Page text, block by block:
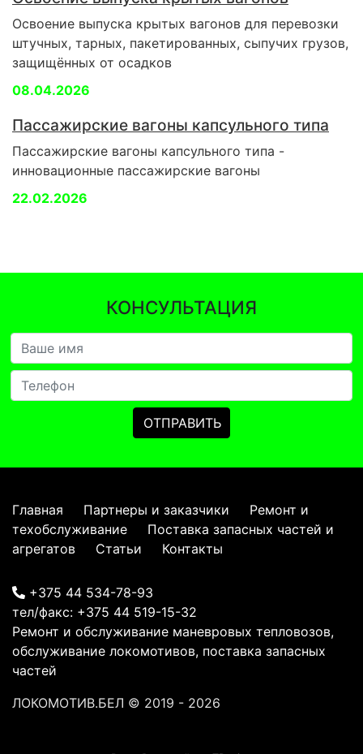
Освоение выпуска крытых вагонов для перевозки
штучных, тарных, пакетированных, сыпучих грузов,
защищённых от осадков
08.04.2026
Пассажирские вагоны капсульного типа
Пассажирские вагоны капсульного типа -
инновационные пассажирские вагоны
22.02.2026
КОНСУЛЬТАЦИЯ
Главная Партнеры и заказчики
Ремонт и
техобслуживание
Поставка запасных частей и
агрегатов
Статьи Контакты
+375 44 534-78-93
тел/факс: +375 44 519-15-32
Ремонт и обслуживание маневровых тепловозов,
обслуживание локомотивов, поставка запасных
частей
ЛОКОМОТИВ.БЕЛ © 2019 - 2026